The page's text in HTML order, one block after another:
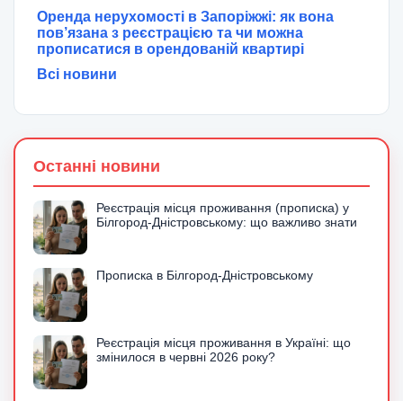
Оренда нерухомості в Запоріжжі: як вона
пов’язана з реєстрацією та чи можна
прописатися в орендованій квартирі
Всі новини
Останні новини
Реєстрація місця проживання (прописка) у
Білгород-Дністровському: що важливо знати
Прописка в Білгород-Дністровському
Реєстрація місця проживання в Україні: що
змінилося в червні 2026 року?